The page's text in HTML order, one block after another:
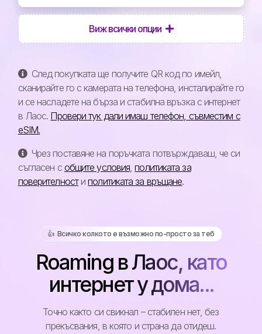
Виж всички опции
След покупката ще получите QR код по имейл,
сканирайте го с камерата на телефона, инсталирайте го
и се насладете на бърза и стабилна връзка с интернет
в Лаос. Провери тук дали имаш телефон, съвместим с
eSIM.
Чрез поставяне на поръчката потвърждаваш, че си
съгласен с общите условия ,политиката за
поверителностиполитиката за връщане.
👍️ Всичко колкото е възможно по-просто за теб
Roaming в Лаос, като
интернет у дома...
Точно както си свикнал – стабилен нет, без
прекъсвания, в която и страна да отидеш.